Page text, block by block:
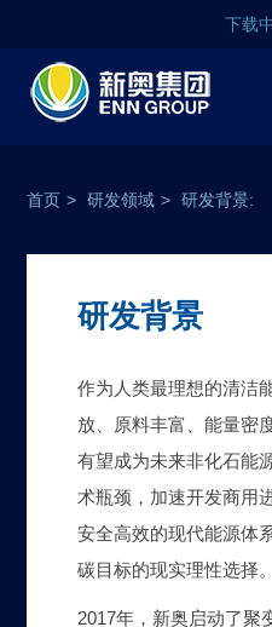
下载
首页 > 研发领域 > 研发背景:
研发背景
作为人类最理想的清洁
放、原料丰富、能量密
有望成为未来非化石能
术瓶颈，加速开发商用
安全高效的现代能源体
碳目标的现实理性选择。
2017年，新奥启动了聚